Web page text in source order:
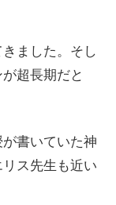
ました。そし
超長期だと
書いていた神
ス先生も近い